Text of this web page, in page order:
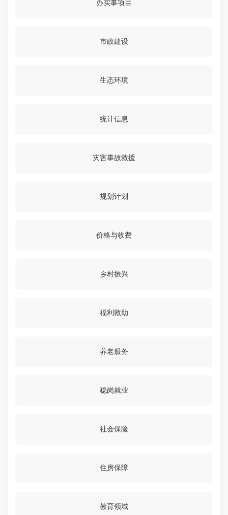
办实事项目
市政建设
生态环境
统计信息
灾害事故救援
规划计划
价格与收费
乡村振兴
福利救助
养老服务
稳岗就业
社会保险
住房保障
教育领域